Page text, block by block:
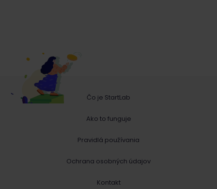
Čo je StartLab
Ako to funguje
Pravidlá používania
Ochrana osobných údajov
Kontakt